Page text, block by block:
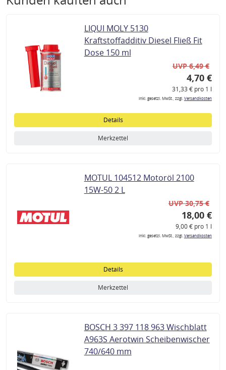
LIQUI MOLY 5130
Kraftstoffadditiv Diesel Fließ Fit
Dose 150 ml
UVP 6,49 €
4,70 €
31,33 € pro 1 l
inkl. gesetzl. MwSt., zzgl.Versandkosten
Details
Merkzettel
MOTUL 104512 Motoröl 2100
15W-50 2 L
UVP 30,75 €
18,00 €
9,00 € pro 1 l
inkl. gesetzl. MwSt., zzgl.Versandkosten
Details
Merkzettel
BOSCH 3 397 118 963 Wischblatt
A963S Aerotwin Scheibenwischer
740/640 mm